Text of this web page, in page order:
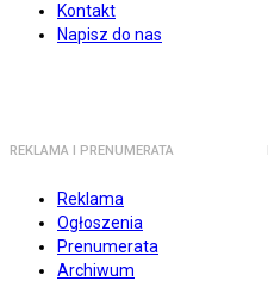
Kontakt
Napisz do nas
REKLAMA I PRENUMERATA
Reklama
Ogłoszenia
Prenumerata
Archiwum